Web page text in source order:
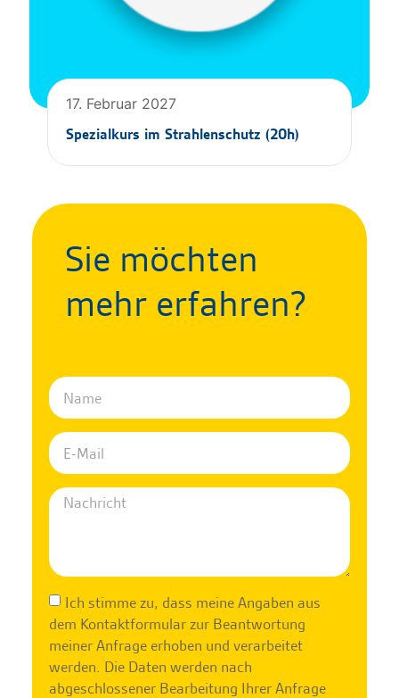
17. Februar 2027
Spezialkurs im Strahlenschutz (20h)
Sie möchten
mehr erfahren?
Ich stimme zu, dass meine Angaben aus
dem Kontaktformular zur Beantwortung
meiner Anfrage erhoben und verarbeitet
werden. Die Daten werden nach
abgeschlossener Bearbeitung Ihrer Anfrage